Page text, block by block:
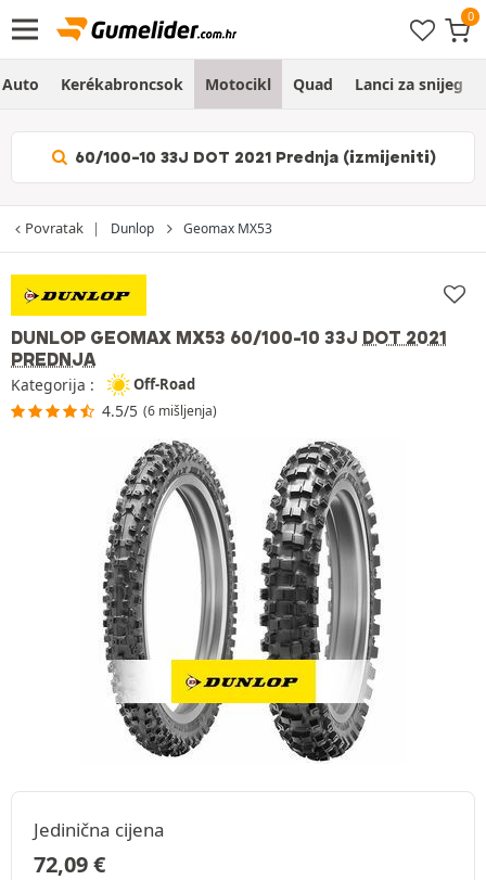
Auto Kerékabroncsok Motocikl Quad Lanci za snijeg
60/100-10 33J DOT 2021 Prednja (izmijeniti)
Povratak Dunlop Geomax MX53
DUNLOP GEOMAX MX53 60/100-10 33J DOT 2021
PREDNJA
Kategorija : Off-Road
4.5/5 (6 mišljenja)
Jedinična cijena
72,09€